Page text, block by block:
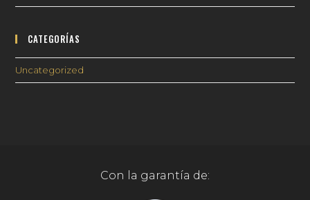
CATEGORÍAS
Uncategorized
Con la garantía de: